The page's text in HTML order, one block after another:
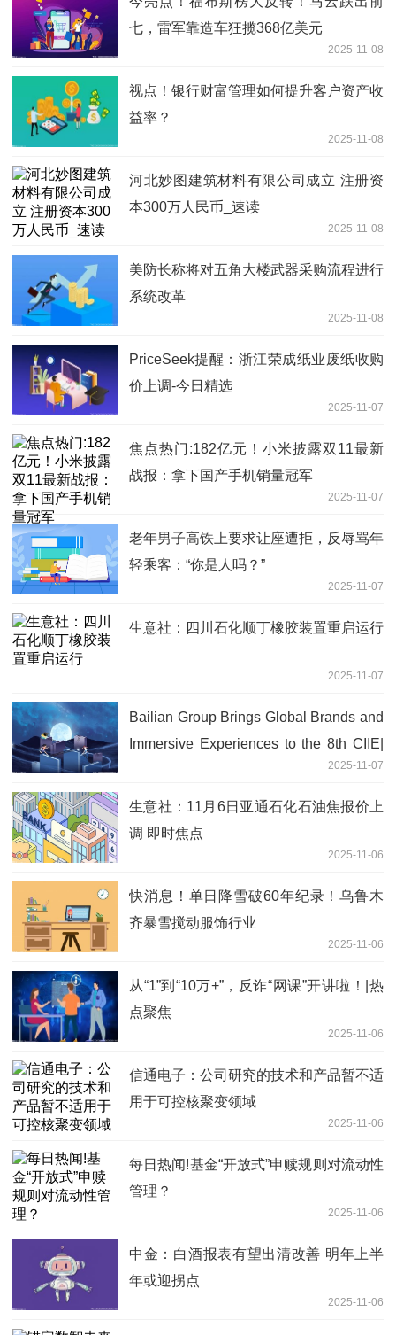
七，雷军靠造车狂揽368亿美元
2025-11-08
视点！银行财富管理如何提升客户资产收
益率？
2025-11-08
河北妙图建筑材料有限公司成立 注册资
本300万人民币_速读
2025-11-08
美防长称将对五角大楼武器采购流程进行
系统改革
2025-11-08
PriceSeek提醒：浙江荣成纸业废纸收购
价上调-今日精选
2025-11-07
焦点热门:182亿元！小米披露双11最新
战报：拿下国产手机销量冠军
2025-11-07
老年男子高铁上要求让座遭拒，反辱骂年
轻乘客：“你是人吗？”
2025-11-07
生意社：四川石化顺丁橡胶装置重启运行
2025-11-07
Bailian Group Brings Global Brands and
Immersive Experiences to the 8th CIIE|
2025-11-07
生意社：11月6日亚通石化石油焦报价上
调 即时焦点
2025-11-06
快消息！单日降雪破60年纪录！乌鲁木
齐暴雪搅动服饰行业
2025-11-06
从“1”到“10万+”，反诈“网课”开讲啦！|热
点聚焦
2025-11-06
信通电子：公司研究的技术和产品暂不适
用于可控核聚变领域
2025-11-06
每日热闻!基金“开放式”申赎规则对流动性
管理？
2025-11-06
中金：白酒报表有望出清改善 明年上半
年或迎拐点
2025-11-06